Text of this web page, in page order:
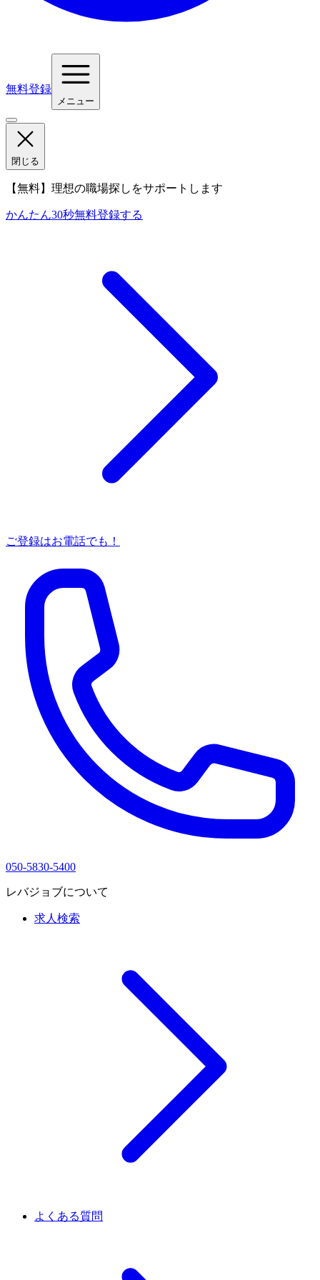
無料登録
メニュー
閉じる
【無料】理想の職場探しをサポートします
かんたん30秒無料登録する
ご登録はお電話でも！
050-5830-5400
レバジョブについて
求人検索
よくある質問